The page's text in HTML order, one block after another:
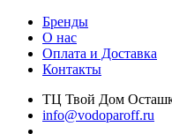
Бренды
О нас
Оплата и Доставка
Контакты
ТЦ Твой Дом
info@vodoparoff.ru